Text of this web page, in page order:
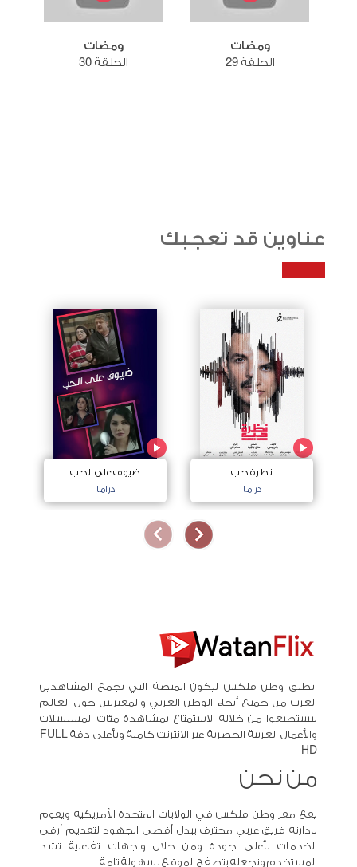
ومضات
الحلقة 29
ومضات
الحلقة 30
عناوين قد تعجبك
نظرة حب
دراما
ضيوف على الحب
دراما
انطلق وطن فلكس ليكون المنصة التي تجمع المشاهدين
العرب من جميع أنحاء الوطن العربي والمغتربين حول العالم
ليستطيعوا من خلاله الاستمتاع بمشاهدة مئات المسلسلات
والأعمال العربية الحصرية عبر الانترنت كاملة وبأعلى دقة FULL
HD
من نحن
يقع مقر وطن فلكس في الولايات المتحدة الأمريكية ويقوم
بادارته فريق عربي محترف يبذل أقصى الجهود لتقديم أرقى
الخدمات بأعلى جودة ومن خلال واجهات تفاعلية تشد
المستخدم وتجعله يتصفح الموقع بسهولة تامة